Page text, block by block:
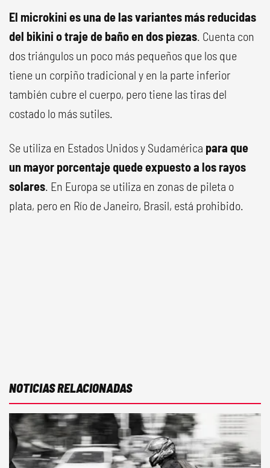
El microkini es una de las variantes más reducidas
del bikini o traje de baño en dos piezas. Cuenta con
dos triángulos un poco más pequeños que los que
tiene un corpiño tradicional y en la parte inferior
también cubre el cuerpo, pero tiene las tiras del
costado lo más sutiles.
Se utiliza en Estados Unidos y Sudamérica para que
un mayor porcentaje quede expuesto a los rayos
solares. En Europa se utiliza en zonas de pileta o
plata, pero en Río de Janeiro, Brasil, está prohibido.
NOTICIAS RELACIONADAS